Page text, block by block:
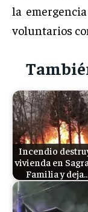
la
voluntarios
Incendio
vivienda en
Familia y